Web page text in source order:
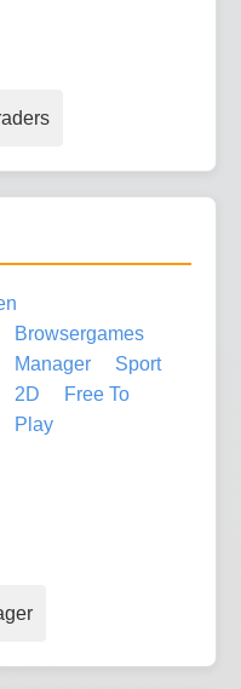
Browsergames
Manager
Sport
2D
Free To
Play